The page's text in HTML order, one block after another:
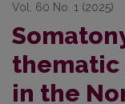
Vol. 60 No. 1 (2025)
thematic
in the